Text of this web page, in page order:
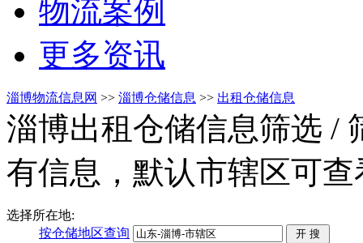
物流案例
更多资讯
淄博物流信息网 >> 淄博仓储信息 >> 出租仓储信息
淄博出租仓储信息筛选 /
有信息，默认市辖区可
选择所在地:
按仓储地区查询